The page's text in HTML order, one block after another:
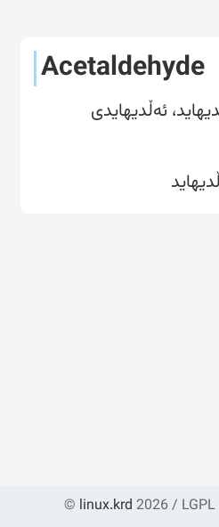
Acetaldehyde
ئەڵدیهایدی
© linux.krd 2026 / LGPL